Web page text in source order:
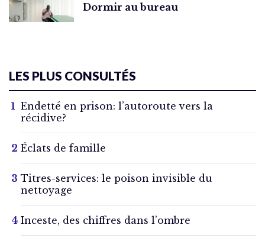
Dormir au bureau
LES PLUS CONSULTÉS
Endetté en prison: l’autoroute vers la
récidive?
Éclats de famille
Titres-services: le poison invisible du
nettoyage
Inceste, des chiffres dans l’ombre